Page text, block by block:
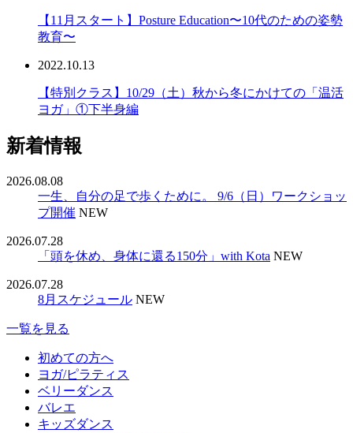
【11月スタート】Posture Education〜10代のための姿勢
教育〜
2022.10.13
【特別クラス】10/29（土）秋から冬にかけての「温活
ヨガ」①下半身編
新着情報
2026.08.08
一生、自分の足で歩くために。 9/6（日）ワークショッ
プ開催 NEW
2026.07.28
「頭を休め、身体に還る150分」with Kota NEW
2026.07.28
8月スケジュール NEW
一覧を見る
初めての方へ
ヨガ/ピラティス
ベリーダンス
バレエ
キッズダンス